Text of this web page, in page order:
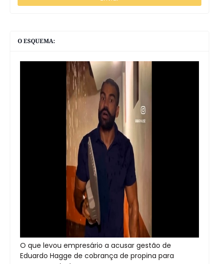
O ESQUEMA:
O que levou empresário a acusar gestão de
Eduardo Hagge de cobrança de propina para